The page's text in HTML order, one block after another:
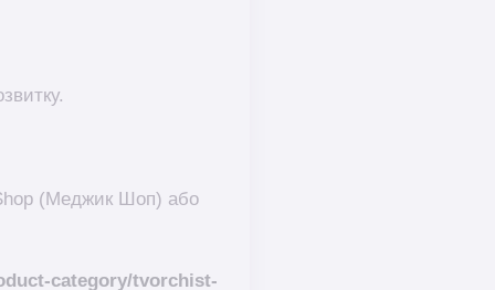
(Меджик Шоп) або
category/tvorchist-